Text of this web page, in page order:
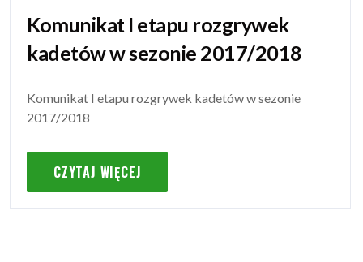
Komunikat I etapu rozgrywek
kadetów w sezonie 2017/2018
Komunikat I etapu rozgrywek kadetów w sezonie
2017/2018
CZYTAJ WIĘCEJ